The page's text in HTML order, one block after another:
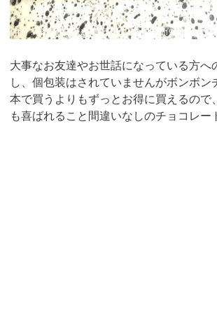
引用：https://twitter.com/sirasu6243/status/
大事なお友達やお世話になっている方へ
し、個包装はされていませんがボンボン
本で買うよりもずっとお得に買えるので
も喜ばれること間違いなしのチョコレー